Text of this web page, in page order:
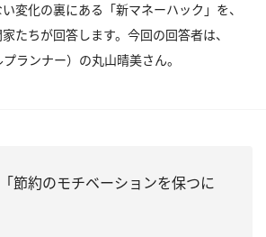
変化の裏にある「新マネーハック」を、
たちが回答します。今回の回答者は、
ランナー）の丸山晴美さん。
節約のモチベーションを保つに